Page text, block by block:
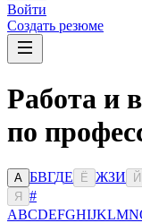
Войти
Создать резюме
Работа и
по
А БВГДЕ Ё ЖЗИ Й
Я
#
ABCDEFGHIJKLMN